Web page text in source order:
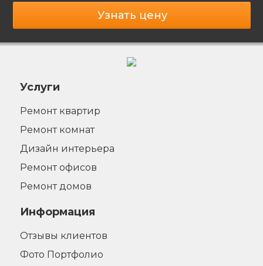
Узнать цену
Услуги
Ремонт квартир
Ремонт комнат
Дизайн интерьера
Ремонт офисов
Ремонт домов
Информация
Отзывы клиентов
Фото Портфолио